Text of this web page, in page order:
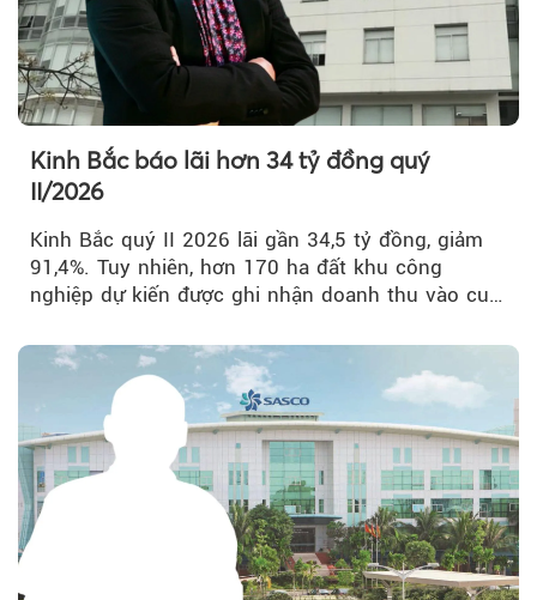
Kinh Bắc báo lãi hơn 34 tỷ đồng quý
II/2026
Kinh Bắc quý II 2026 lãi gần 34,5 tỷ đồng, giảm
91,4%. Tuy nhiên, hơn 170 ha đất khu công
nghiệp dự kiến được ghi nhận doanh thu vào cuối